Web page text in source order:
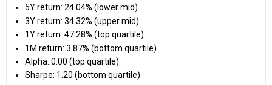
5Y return: 24.04% (lower mid).
3Y return: 34.32% (upper mid).
1Y return: 47.28% (top quartile).
1M return: 3.87% (bottom quartile).
Alpha: 0.00 (top quartile).
Sharpe: 1.20 (bottom quartile).